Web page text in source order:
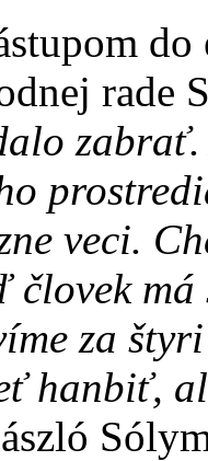
rade
veci.
človek
za
hanbiť,